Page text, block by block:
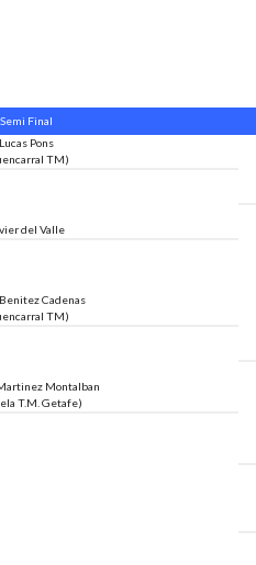
Semi Final
Lucas Pons
TM)
del Valle
Cadenas
TM)
Montalban
T.M. Getafe)